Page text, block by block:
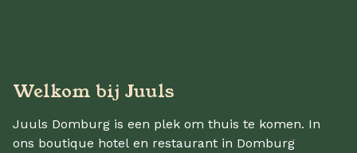
Welkom bij Juuls
Juuls Domburg is een plek om thuis te komen. In
ons boutique hotel en restaurant in Domburg